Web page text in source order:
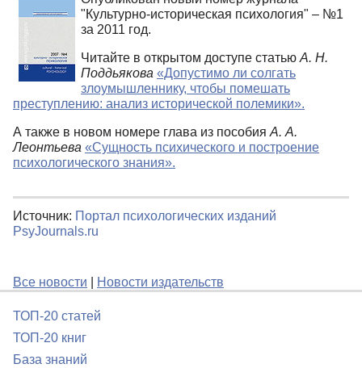
"Культурно-историческая психология" – №1
за 2011 год.
Читайте в открытом доступе статьюА. Н.
Поддьякова «Допустимо ли солгать
злоумышленнику, чтобы помешать
преступлению: анализ исторической полемики».
А также в новом номере глава из пособияА. А.
Леонтьева «Сущность психического и построение
психологического знания».
Источник: Портал психологических изданий
PsyJournals.ru
Все новости Новости издательств
ТОП-20 статей
ТОП-20 книг
База знаний